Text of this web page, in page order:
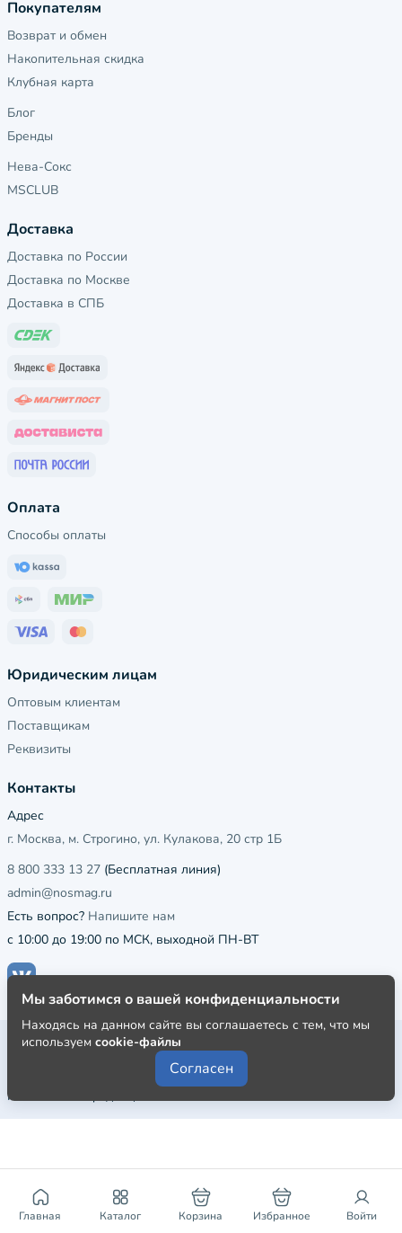
Главная Каталог Корзина Избранное Войти
Покупателям
Возврат и обмен
Накопительная скидка
Клубная карта
Блог
Бренды
Нева-Сокс
MSCLUB
Доставка
Доставка по России
Доставка по Москве
Доставка в СПБ
Оплата
Способы оплаты
Юридическим лицам
Оптовым клиентам
Поставщикам
Реквизиты
Контакты
Адрес
г. Москва, м. Строгино, ул. Кулакова, 20 стр 1Б
8 800 333 13 27 (Бесплатная линия)
admin@nosmag.ru
Есть вопрос? Напишите нам
с 10:00 до 19:00 по МСК, выходной ПН-ВТ
Публичная оферта
Пользовательское соглашение
Политика конфиденциальности
Мы заботимся о вашей конфиденциальности
Находясь на данном сайте вы соглашаетесь с тем, что мы
используем cookie-файлы
Согласен